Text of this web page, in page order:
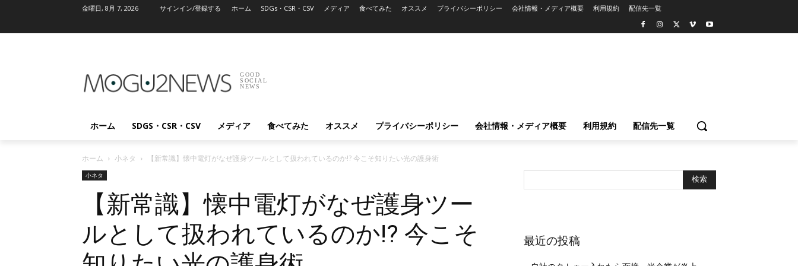
金曜日, 8月 7, 2026 サインイン/登録する ホーム SDGs・CSR・CSV メディア 食べてみた オススメ プライバシーポリシー 会社情報・メディア概要 利用規約 配信先一覧
GOOD
SOCIAL
NEWS
ホーム SDGS・CSR・CSV メディア 食べてみた オススメ プライバシーポリシー 会社情報・メディア概要 利用規約 配信先一覧
ホーム 小ネタ 【新常識】懐中電灯がなぜ護身ツールとして扱われているのか!? 今こそ知りたい光の護身術
小ネタ
【新常識】懐中電灯がなぜ護身ツー
ルとして扱われているのか!? 今こそ
最近の投稿